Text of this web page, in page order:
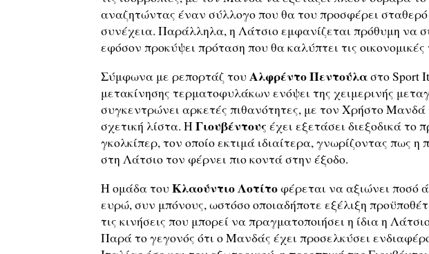
αναζητώντας έναν σύλλογο που θα του προσφέρει σταθερό
συνέχεια. Παράλληλα, η Λάτσιο εμφανίζεται πρόθυμη να
εφόσον προκύψει πρόταση που θα καλύπτει τις οικονομικές
Σύμφωνα με ρεπορτάζ του Αλφρέντο Πεντούλαστο Sport
μετακίνησης τερματοφυλάκων ενόψει της χειμερινής
συγκεντρώνει αρκετές πιθανότητες, με τον Χρήστο Μανδά
σχετική λίστα. ΗΓιουβέντους έχει εξετάσει διεξοδικά το
γκολκίπερ, τον οποίο εκτιμά ιδιαίτερα, γνωρίζοντας πως
στη Λάτσιο τον φέρνει πιο κοντά στην έξοδο.
Η ομάδα του Κλαούντιο Λοτίτοφέρεται να αξιώνει ποσό
ευρώ, συν μπόνους, ωστόσο οποιαδήποτε εξέλιξη
τις κινήσεις που μπορεί να πραγματοποιήσει η ίδια η
Παρά το γεγονός ότι ο Μανδάς έχει προσελκύσει